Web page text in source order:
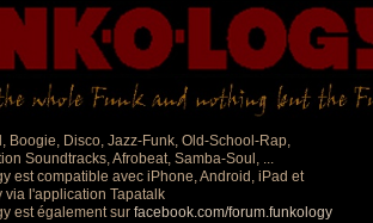
Boogie, Disco, Jazz-Funk, Old-School-Rap,
Soundtracks, Afrobeat, Samba-Soul, ...
est compatible avec iPhone, Android, iPad et
via l'application Tapatalk
est également sur facebook.com/forum.funkology